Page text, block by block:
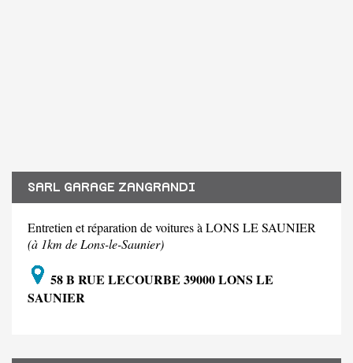
SARL GARAGE ZANGRANDI
Entretien et réparation de voitures à LONS LE SAUNIER
(à 1km de Lons-le-Saunier)
58 B RUE LECOURBE 39000 LONS LE
SAUNIER